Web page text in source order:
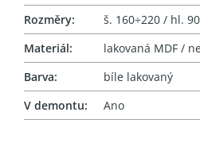
Rozměry:
š. 160÷220 / hl.
Materiál:
lakovaná MDF /
Barva:
bíle lakovaný
V demontu: Ano